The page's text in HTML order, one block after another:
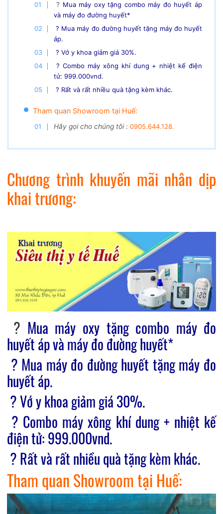
? Mua máy oxy tặng combo máy đo huyết áp
và máy đo đường huyết*
? Mua máy đo đường huyết tặng máy đo huyết
áp.
? Vớ y khoa giảm giá 30%.
? Combo máy xông khí dung + nhiệt kế điện
tử: 999.000vnd.
? Rất và rất nhiều quà tặng kèm khác.
Tham quan Showroom tại Huế:
Hãy gọi cho chúng tôi: 0905.644.128.
Chương trình khuyến mãi nhân dịp
khai trương:
? Mua máy oxy tặng combo máy đo
huyết áp và máy đo đường huyết*
? Mua máy đo đường huyết tặng máy đo
huyết áp.
? Vớ y khoa giảm giá 30%.
? Combo máy xông khí dung + nhiệt kế
điện tử: 999.000vnd.
? Rất và rất nhiều quà tặng kèm khác.
Tham quan Showroom tại Huế: